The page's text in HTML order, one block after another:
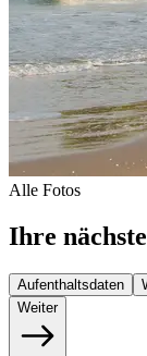
Alle Fotos
Ihre
Aufenthaltsdaten
Weiter